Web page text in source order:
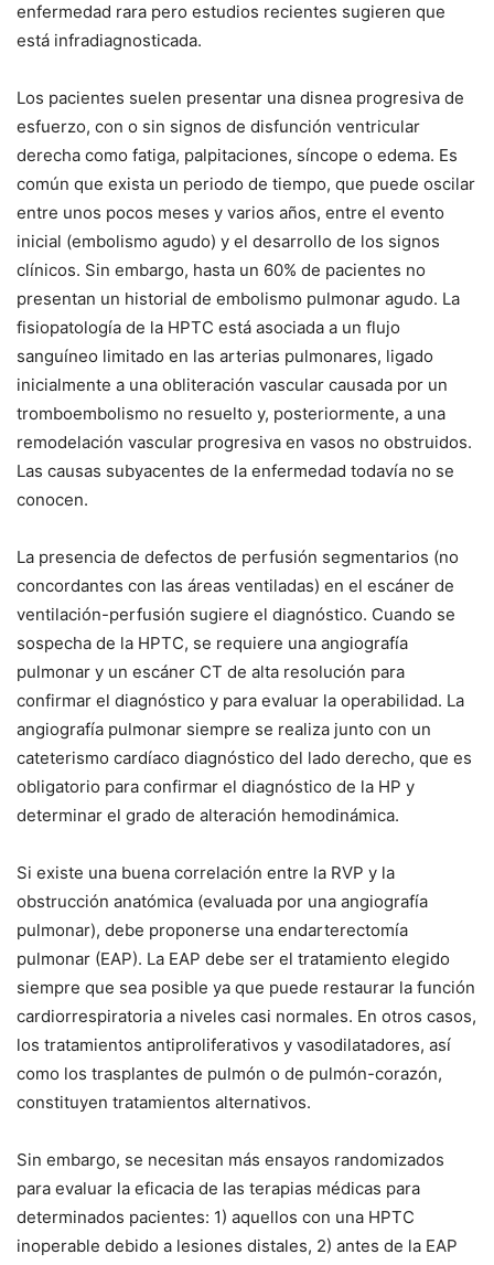
enfermedad rara pero estudios recientes sugieren que
está infradiagnosticada.
Los pacientes suelen presentar una disnea progresiva de
esfuerzo, con o sin signos de disfunción ventricular
derecha como fatiga, palpitaciones, síncope o edema. Es
común que exista un periodo de tiempo, que puede oscilar
entre unos pocos meses y varios años, entre el evento
inicial (embolismo agudo) y el desarrollo de los signos
clínicos. Sin embargo, hasta un 60% de pacientes no
presentan un historial de embolismo pulmonar agudo. La
fisiopatología de la HPTC está asociada a un flujo
sanguíneo limitado en las arterias pulmonares, ligado
inicialmente a una obliteración vascular causada por un
tromboembolismo no resuelto y, posteriormente, a una
remodelación vascular progresiva en vasos no obstruidos.
Las causas subyacentes de la enfermedad todavía no se
conocen.
La presencia de defectos de perfusión segmentarios (no
concordantes con las áreas ventiladas) en el escáner de
ventilación-perfusión sugiere el diagnóstico. Cuando se
sospecha de la HPTC, se requiere una angiografía
pulmonar y un escáner CT de alta resolución para
confirmar el diagnóstico y para evaluar la operabilidad. La
angiografía pulmonar siempre se realiza junto con un
cateterismo cardíaco diagnóstico del lado derecho, que es
obligatorio para confirmar el diagnóstico de la HP y
determinar el grado de alteración hemodinámica.
Si existe una buena correlación entre la RVP y la
obstrucción anatómica (evaluada por una angiografía
pulmonar), debe proponerse una endarterectomía
pulmonar (EAP). La EAP debe ser el tratamiento elegido
siempre que sea posible ya que puede restaurar la función
cardiorrespiratoria a niveles casi normales. En otros casos,
los tratamientos antiproliferativos y vasodilatadores, así
como los trasplantes de pulmón o de pulmón-corazón,
constituyen tratamientos alternativos.
Sin embargo, se necesitan más ensayos randomizados
para evaluar la eficacia de las terapias médicas para
determinados pacientes: 1) aquellos con una HPTC
inoperable debido a lesiones distales, 2) antes de la EAP